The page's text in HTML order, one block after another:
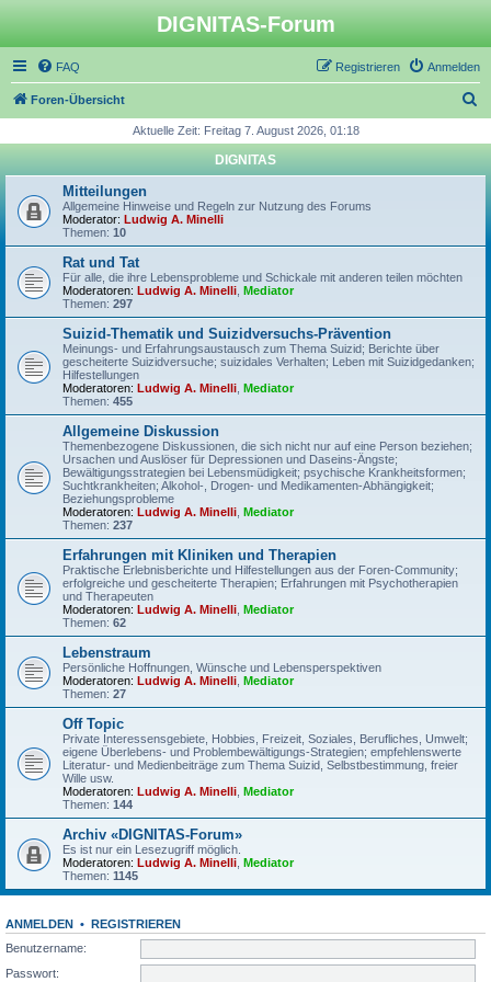
DIGNITAS-Forum
FAQ Anmelden
Registrieren
Foren-Übersicht
h
Aktuelle Zeit: Freitag 7. August 2026, 01:18
DIGNITAS
Mitteilungen
Allgemeine Hinweise und Regeln zur Nutzung des Forums
Moderator: Ludwig A. Minelli
Themen: 10
Rat und Tat
Für alle, die ihre Lebensprobleme und Schickale mit anderen teilen möchten
Moderatoren: Ludwig A. Minelli Mediator
Themen: 297
Suizid-Thematik und Suizidversuchs-Prävention
Meinungs- und Erfahrungsaustausch zum Thema Suizid; Berichte über
gescheiterte Suizidversuche; suizidales Verhalten; Leben mit Suizidgedanken;
Hilfestellungen
Moderatoren: Ludwig A. Minelli Mediator
Themen: 455
Allgemeine Diskussion
Themenbezogene Diskussionen, die sich nicht nur auf eine Person beziehen;
Ursachen und Auslöser für Depressionen und Daseins-Ängste;
Bewältigungsstrategien bei Lebensmüdigkeit; psychische Krankheitsformen;
Suchtkrankheiten; Alkohol-, Drogen- und Medikamenten-Abhängigkeit;
Beziehungsprobleme
Moderatoren: Ludwig A. Minelli Mediator
Themen: 237
Erfahrungen mit Kliniken und Therapien
Praktische Erlebnisberichte und Hilfestellungen aus der Foren-Community;
erfolgreiche und gescheiterte Therapien; Erfahrungen mit Psychotherapien
und Therapeuten
Moderatoren: Ludwig A. Minelli Mediator
Themen: 62
Lebenstraum
Persönliche Hoffnungen, Wünsche und Lebensperspektiven
Moderatoren: Ludwig A. Minelli Mediator
Themen: 27
Off Topic
Private Interessensgebiete, Hobbies, Freizeit, Soziales, Berufliches, Umwelt;
eigene Überlebens- und Problembewältigungs-Strategien; empfehlenswerte
Literatur- und Medienbeiträge zum Thema Suizid, Selbstbestimmung, freier
Wille usw.
Moderatoren: Ludwig A. Minelli Mediator
Themen: 144
Archiv «DIGNITAS-Forum»
Es ist nur ein Lesezugriff möglich.
Moderatoren: Ludwig A. Minelli Mediator
Themen: 1145
ANMELDEN • REGISTRIEREN
Benutzername:
Passwort: